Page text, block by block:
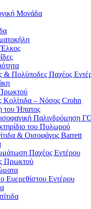
Μονάδα
& Πολύποδες Παχέος
Κολίτιδα – Νόσος Crohn
του Ήπατος
Παλινδρόμηση
του Πυλωρού
& Οισοφάγος Barrett
Παχέος Εντέρου
Πρωκτού
Ευερεθίστου Εντέρου